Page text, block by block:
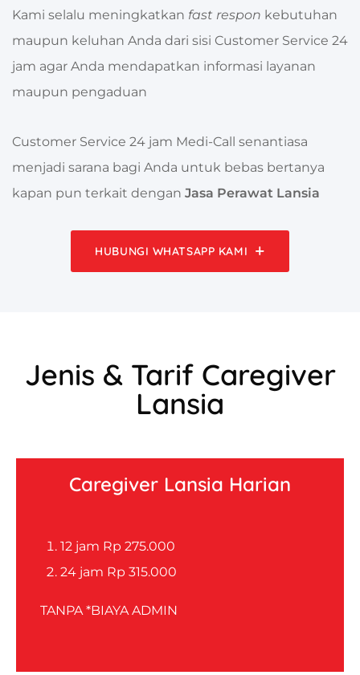
Kami selalu meningkatkan fast respon kebutuhan
maupun keluhan Anda dari sisi Customer Service 24
jam agar Anda mendapatkan informasi layanan
maupun pengaduan
Customer Service 24 jam Medi-Call senantiasa
menjadi sarana bagi Anda untuk bebas bertanya
kapan pun terkait dengan Jasa Perawat Lansia
HUBUNGI WHATSAPP KAMI
Jenis & Tarif Caregiver
Lansia
Caregiver Lansia Harian
12 jam Rp 275.000
24 jam Rp 315.000
TANPA *BIAYA ADMIN